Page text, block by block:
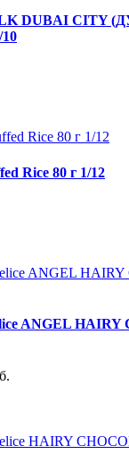
DUBAI CITY
Rice 80 г 1/12
ANGEL